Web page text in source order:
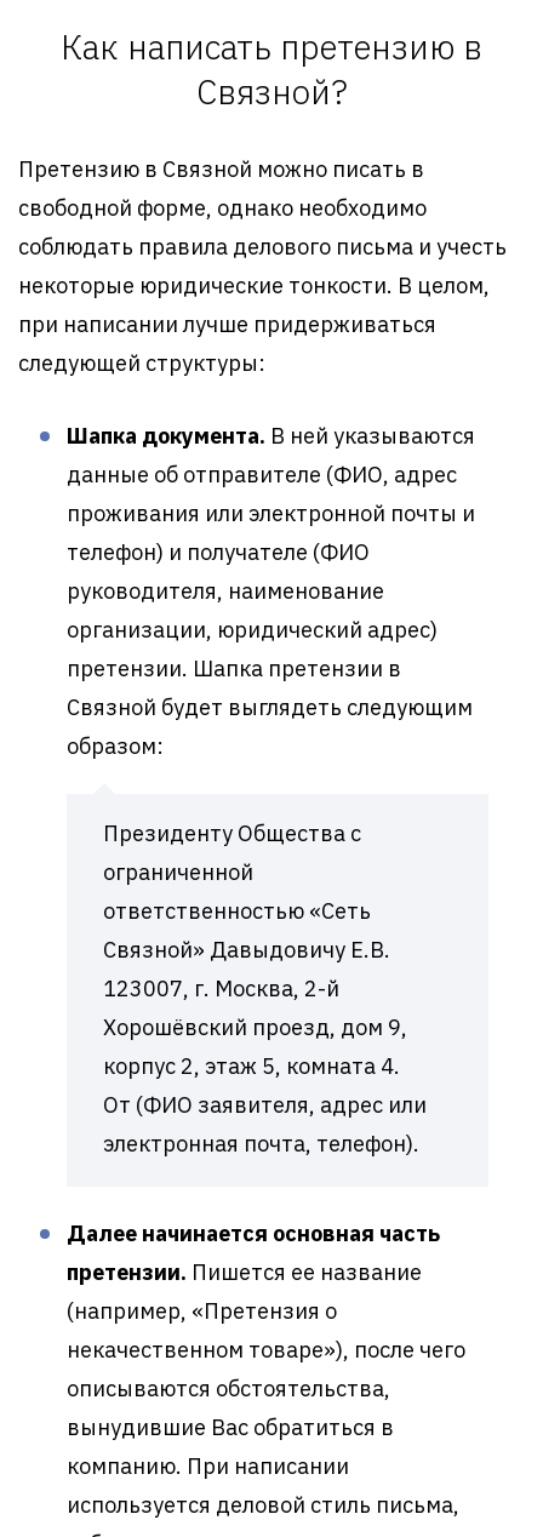
Как написать претензию в
Связной?
Претензию в Связной можно писать в
свободной форме, однако необходимо
соблюдать правила делового письма и учесть
некоторые юридические тонкости. В целом,
при написании лучше придерживаться
следующей структуры:
Шапка документа. В ней указываются
данные об отправителе (ФИО, адрес
проживания или электронной почты и
телефон) и получателе (ФИО
руководителя, наименование
организации, юридический адрес)
претензии. Шапка претензии в
Связной будет выглядеть следующим
образом:
Президенту Общества с
ограниченной
ответственностью «Сеть
Связной» Давыдовичу Е.В.
123007, г. Москва, 2-й
Хорошёвский проезд, дом 9,
корпус 2, этаж 5, комната 4.
От (ФИО заявителя, адрес или
электронная почта, телефон).
Далее начинается основная часть
претензии. Пишется ее название
(например, «Претензия о
некачественном товаре»), после чего
описываются обстоятельства,
вынудившие Вас обратиться в
компанию. При написании
используется деловой стиль письма,